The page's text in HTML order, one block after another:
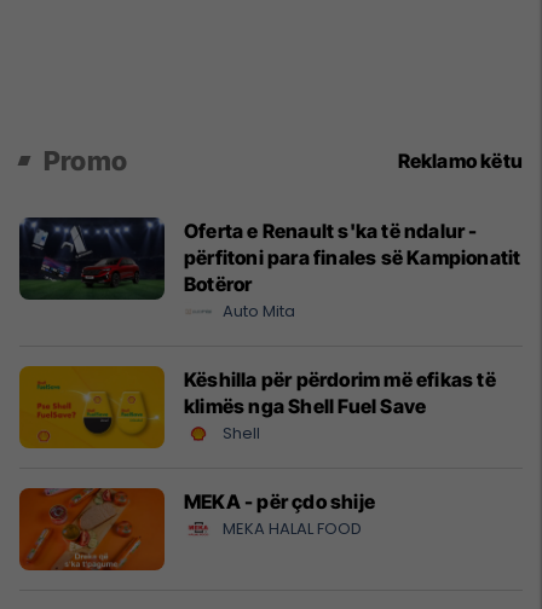
Promo Reklamo këtu
Oferta e Renault s'ka të ndalur -
përfitoni para finales së Kampionatit
Botëror
Auto Mita
Këshilla për përdorim më efikas të
klimës nga Shell Fuel Save
Shell
MEKA - për çdo shije
MEKA HALAL FOOD